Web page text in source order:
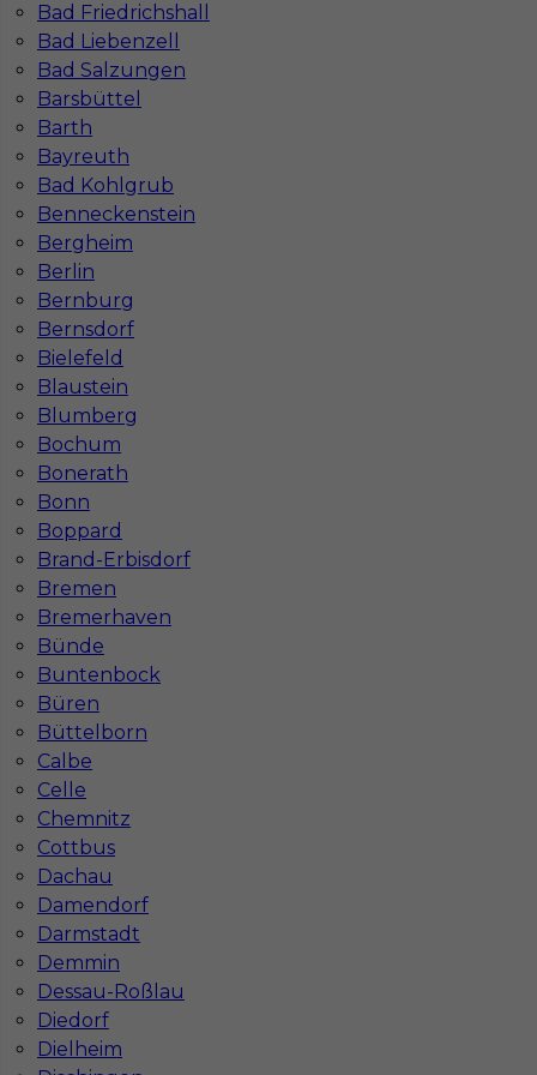
Bad Friedrichshall
Bad Liebenzell
Bad Salzungen
Barsbüttel
Barth
Bayreuth
Bad Kohlgrub
Benneckenstein
Bergheim
Berlin
Bernburg
Bernsdorf
Bielefeld
Blaustein
Blumberg
Bochum
Bonerath
Bonn
Boppard
Brand-Erbisdorf
Bremen
Bremerhaven
Bünde
Buntenbock
Büren
Büttelborn
Calbe
Celle
Chemnitz
Cottbus
Dachau
Damendorf
Darmstadt
Demmin
Dessau-Roßlau
Diedorf
Dielheim
Co to jest Gewerbe?
Czy praca w Niemczech na budowie jest
bezpieczna pod kątem BHP?
Jakie kursy warto zrobić, aby praca za
granicą była lepiej płatna?
Czy praca w Niemczech bez języka jest
możliwa?
Mapa ofert pracy
Mapa kategorii
Informacje w sprawie pracy
Telefon:793-577-977
Dane firmy
In-Serv Team Sp. z o.o.
ul. Bóżnicza 15/6
61-751 Poznań, Polen